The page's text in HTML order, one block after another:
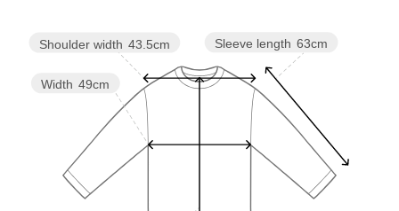
Sleeve length 63cm
Width 49cm
Shoulder width 43.5cm